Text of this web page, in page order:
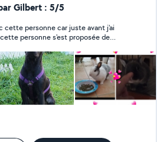
honnête
comme la notion de service,
courses /colis , garde d'enfant ,
) etc ....... Au plaisir de
réellement pas à me
mon abonnement gratuit actuel
Gilbert : 5/5
cette personne car juste avant j'ai
personne s'est proposée de
vous là recommande.